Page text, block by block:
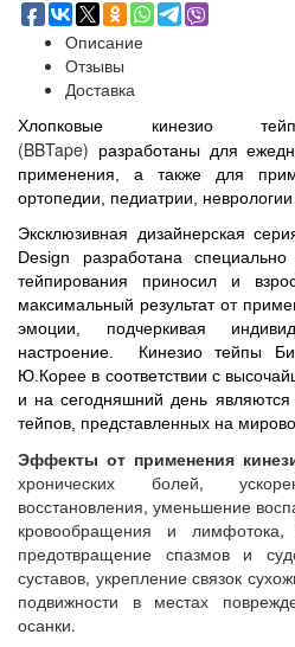
Описание
Отзывы
Доставка
Хлопковые кинезио
(BBTape) разработаны для
применения, а также для
ортопедии, педиатрии, неврологии
Эксклюзивная дизайнерская
Design разработана
тейпирования приносил и
максимальный результат от
эмоции, подчеркивая
настроение.
Кинезио тейпы
Ю.Корее в соответствии с
и на сегодняшний день
тейпов, представленных на
Эффекты от применения
хронических болей,
восстановления, уменьшение
кровообращения и
предотвращение спазмов и
суставов, укрепление связок
подвижности в местах
осанки.